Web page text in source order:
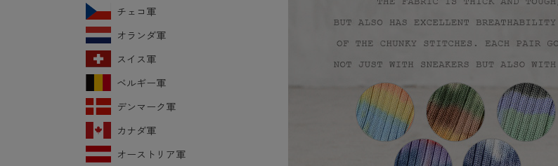
チェコ軍
オランダ軍
スイス軍
ベルギー軍
デンマーク軍
カナダ軍
オーストリア軍